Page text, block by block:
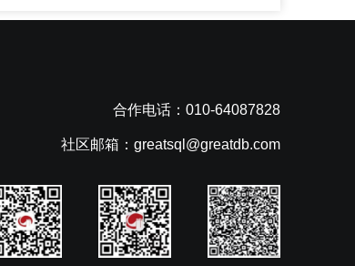
合作电话：010-64087828
社区邮箱：greatsql@greatdb.com